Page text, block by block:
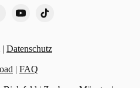
| Datenschutz
| FAQ